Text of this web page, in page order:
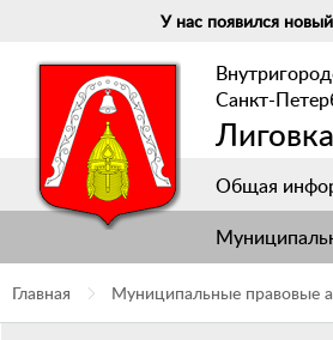
У нас появился
Санкт-
Общая
Главная Муниципальные правовые